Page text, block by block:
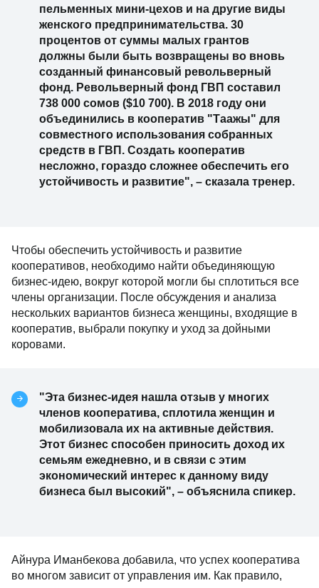
пельменных мини-цехов и на другие виды
женского предпринимательства. 30
процентов от суммы малых грантов
должны были быть возвращены во вновь
созданный финансовый револьверный
фонд. Револьверный фонд ГВП составил
738 000 сомов ($10 700). В 2018 году они
объединились в кооператив "Таажы" для
совместного использования собранных
средств в ГВП. Создать кооператив
несложно, гораздо сложнее обеспечить его
устойчивость и развитие", – сказала тренер.
Чтобы обеспечить устойчивость и развитие
кооперативов, необходимо найти объединяющую
бизнес-идею, вокруг которой могли бы сплотиться все
члены организации. После обсуждения и анализа
нескольких вариантов бизнеса женщины, входящие в
кооператив, выбрали покупку и уход за дойными
коровами.
"Эта бизнес-идея нашла отзыв у многих
членов кооператива, сплотила женщин и
мобилизовала их на активные действия.
Этот бизнес способен приносить доход их
семьям ежедневно, и в связи с этим
экономический интерес к данному виду
бизнеса был высокий", – объяснила спикер.
Айнура Иманбекова добавила, что успех кооператива
во многом зависит от управления им. Как правило,